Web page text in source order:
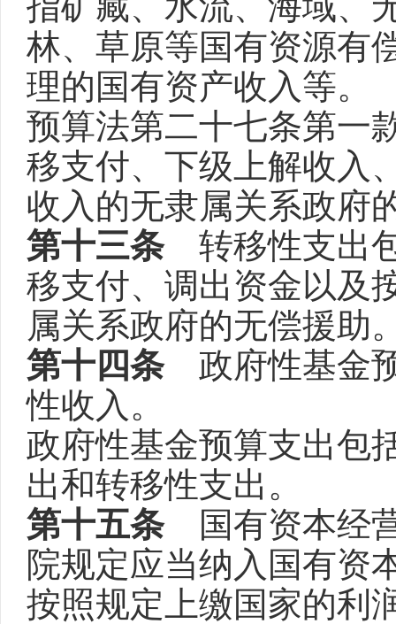
林、草原等国有资源有
理的国有资产收入等。
预算法第二十七条第一
移支付、下级上解收入
收入的无隶属关系政府
第十三条转移性支出包
移支付、调出资金以及
属关系政府的无偿援助
第十四条政府性基金预
性收入。
政府性基金预算支出包
出和转移性支出。
第十五条国有资本经营
院规定应当纳入国有资
按照规定上缴国家的利